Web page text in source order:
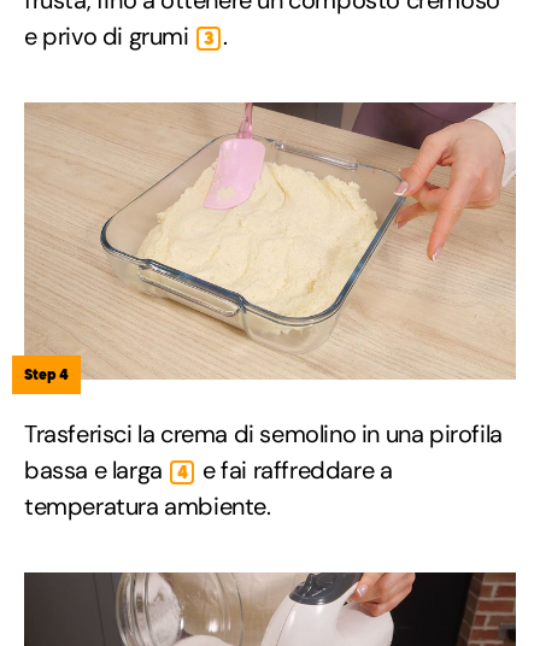
e privo di grumi
3 .
Step 4
Trasferisci la crema di semolino in una pirofila
bassa e larga
4
e fai raffreddare a
temperatura ambiente.